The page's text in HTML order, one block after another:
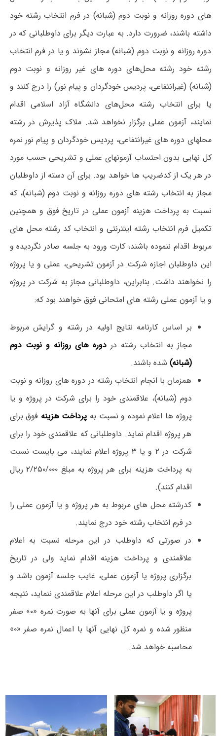
های دوره روزانه و نوبت دوم (شبانه) در فرم انتخاب رشته خود
داشته باشند، ضرورت دارد. به عبارت دیگر برای داوطلبانی که در
دوره روزانه و نوبت دوم (شبانه) مجاز نشوند و یا در فرم انتخاب
رشته خود رشته محل‌های دوره های غیر روزانه و نوبت دوم
(شبانه) (غیرانتفاعی، پردیس خودگردان و پیام نور) را درج کنند و
یا برای انتخاب رشته محل‌های دانشگاه آزاد اسلامی اقدام
نمایند، آزمون عملی برگزار نخواهد شد. ملاک پذیرش در رشته
محلهای دوره های غیرانتفاعی، پردیس خودگردان و پیام نور نمره
کل نهایی بدون احتساب آزمونهای عملی و تشریحی حسب مورد
در هر یک از کدضریب ها خواهد بود. برای آن دسته از داوطلبان
مجاز به انتخاب رشته های دوره روزانه و نوبت دوم (شبانه)، که
نسبت به پرداخت هزینه آزمون عملی در تاریخ فوق و همچنین
تکمیل فرم انتخاب رشته اینترنتی و انتخاب کد رشته محل های
مربوط اقدام ننموده باشند، کارت ورود به جلسه صادر نگردیده و
این داوطلبان اجازه شرکت در آزمون تشریحی، عملی و یا پروژه
را نخواهند داشت. بنابراین، داوطلبانی مجاز به شرکت در پروژه
و یا آزمون عملی رشته های امتحانی فوق خواهند بود که:
بر اساس کارنامه نتایج اولیه در رشته و گرایش مربوط
مجاز به انتخاب رشته دردوره های روزانه و نوبت دوم
(شبانه) شده باشند.
همزمان با انجام انتخاب رشته در دوره های روزانه و نوبت
دوم (شبانه)، علاقمندی خود را برای شرکت در پروژه و یا
پروژه ها اعلام نموده و نسبت به پرداخت هزینه فوق برای
هر پروژه اقدام نماید. داوطلبانی که علاقمندی خود را برای
شرکت در ۲ و یا ۳ پروژه اعلام نمایند، می بایست نسبت
به پرداخت هزینه برای هر پروژه به مبلغ ۲/۲۵۰/۰۰۰ ریال
اقدام کنند).
کدرشته محل های مربوط به هر پروژه و یا آزمون عملی را
در فرم انتخاب رشته خود درج نمایند.
در صورتی که داوطلب در این مرحله نسبت به اعلام
علاقمندی و پرداخت هزینه اقدام نماید ولی در تاریخ
برگزاری پروژه یا آزمون عملی، غایب جلسه آزمون باشد و
یا اگر داوطلب در این مرحله اعلام علاقمندی ننماید، نتیجه
پروژه و یا آزمون عملی برای آنها به صورت نمره «۰» صفر
منظور شده و نمره کل نهایی آنها با اعمال نمره صفر «۰»
محاسبه خواهد شد.